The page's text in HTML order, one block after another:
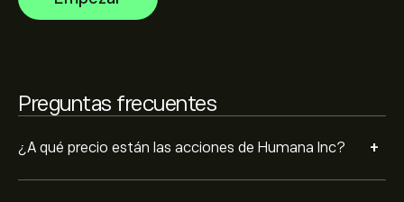
Preguntas frecuentes
¿A qué precio están las acciones de Humana Inc? +
44.1B‎$‎
Compra moderada.